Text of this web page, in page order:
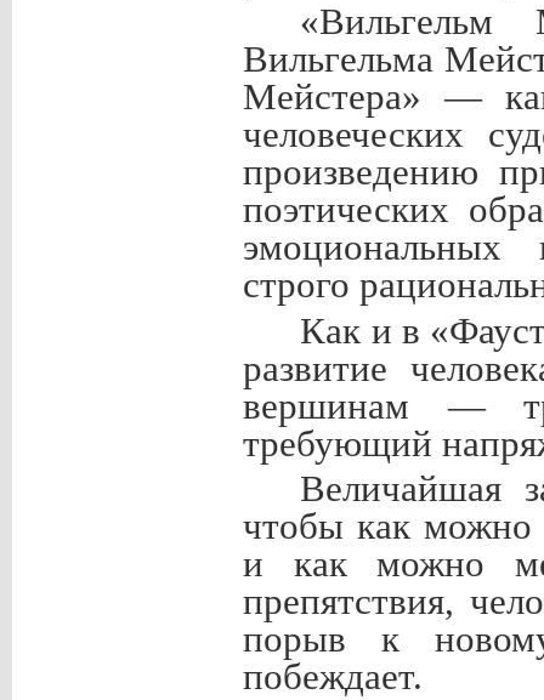
«Вильгельм
Вильгельма
Мейстера» —
человеческих
произведению
поэтических
строго
Как и в
развитие
вершинам —
требующий
Величайшая
чтобы как можно
и как можно
препятствия,
порыв к
побеждает.